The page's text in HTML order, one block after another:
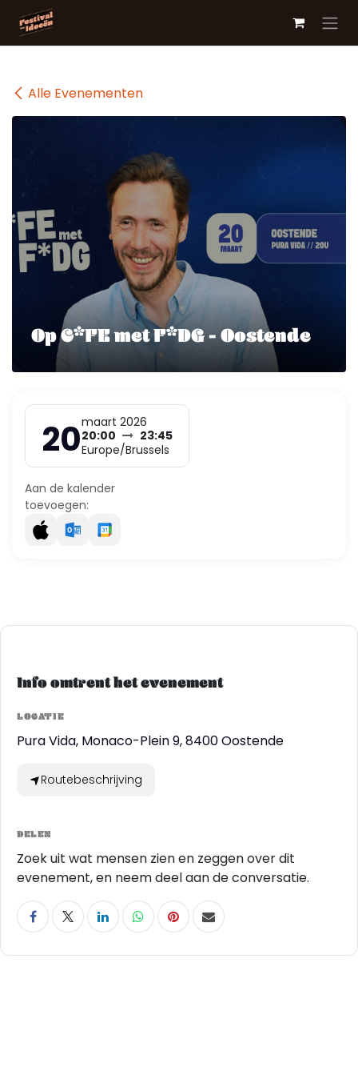
Overslaan naar inhoud
Alle Evenementen
Op C*FE met F*DG - Oostende
20maart 2026
20:00
23:45
Europe/Brussels
Aan de kalender
toevoegen:
Info omtrent het evenement
LOCATIE
Pura Vida, Monaco-Plein 9, 8400 Oostende
Routebeschrijving
DELEN
Zoek uit wat mensen zien en zeggen over dit
evenement, en neem deel aan de conversatie.